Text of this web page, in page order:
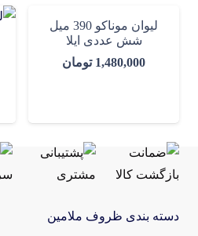
لیوان موناکو 390 میل
شش عددی ایلا
1,480,000 تومان
دسته بندی ظروف ملامین